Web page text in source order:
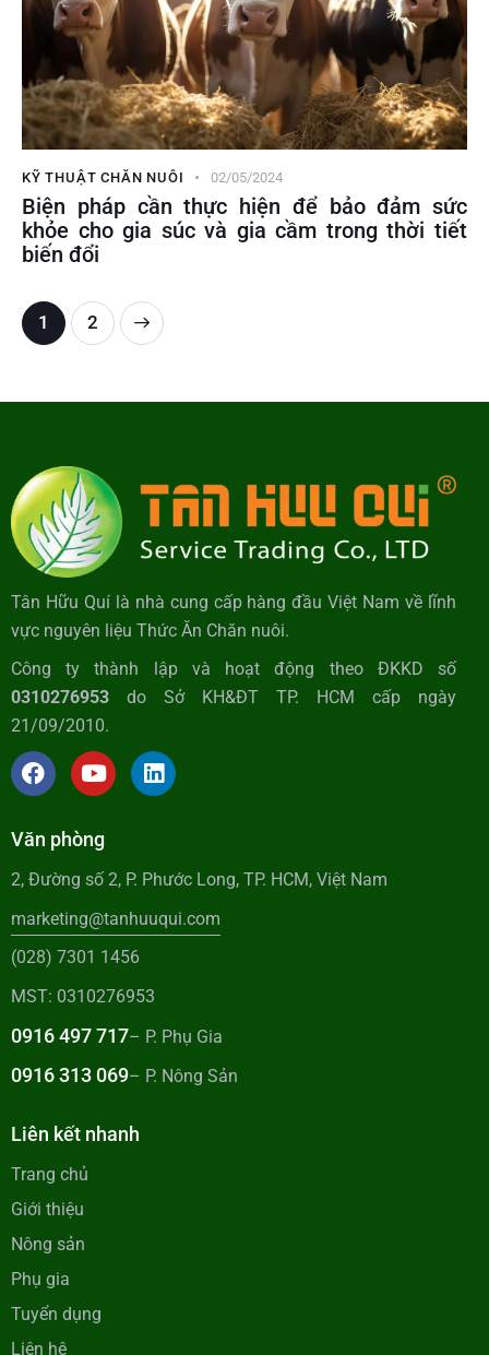
KỸ THUẬT CHĂN NUÔI 02/05/2024
Biện pháp cần thực hiện để bảo đảm sức
khỏe cho gia súc và gia cầm trong thời tiết
biến đổi
1 2
Tân Hữu Quí là nhà cung cấp hàng đầu Việt Nam về lĩnh
vực nguyên liệu Thức Ăn Chăn nuôi.
Công ty thành lập và hoạt động theo ĐKKD số
0310276953 do Sở KH&ĐT TP. HCM cấp ngày
21/09/2010.
Văn phòng
2, Đường số 2, P. Phước Long, TP. HCM, Việt Nam
marketing@tanhuuqui.com
(028) 7301 1456
MST: 0310276953
0916 497 717– P. Phụ Gia
0916 313 069– P. Nông Sản
Liên kết nhanh
Trang chủ
Giới thiệu
Nông sản
Phụ gia
Tuyển dụng
Liên hệ